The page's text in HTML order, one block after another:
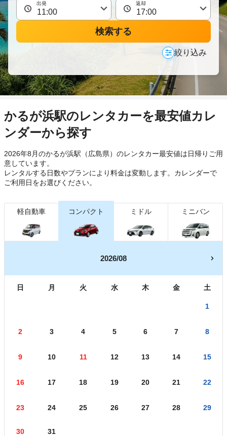
出発 返却
検索する
絞り込み
かるが浜駅のレンタカーを最安値カレ
ンダーから探す
2026年8月のかるが浜駅（広島県）のレンタカー最安値は日帰り ご用
意しています。
レンタルする日数やプランにより料金は変動します。カレンダーで
ご利用日をお選びください。
軽自動車 コンパクト ミドル ミニバン
2026/08
日 月 火 水 木 金 土
1
2 3 4 5 6 7 8
9 10 11 12 13 14 15
16 17 18 19 20 21 22
23 24 25 26 27 28 29
30 31